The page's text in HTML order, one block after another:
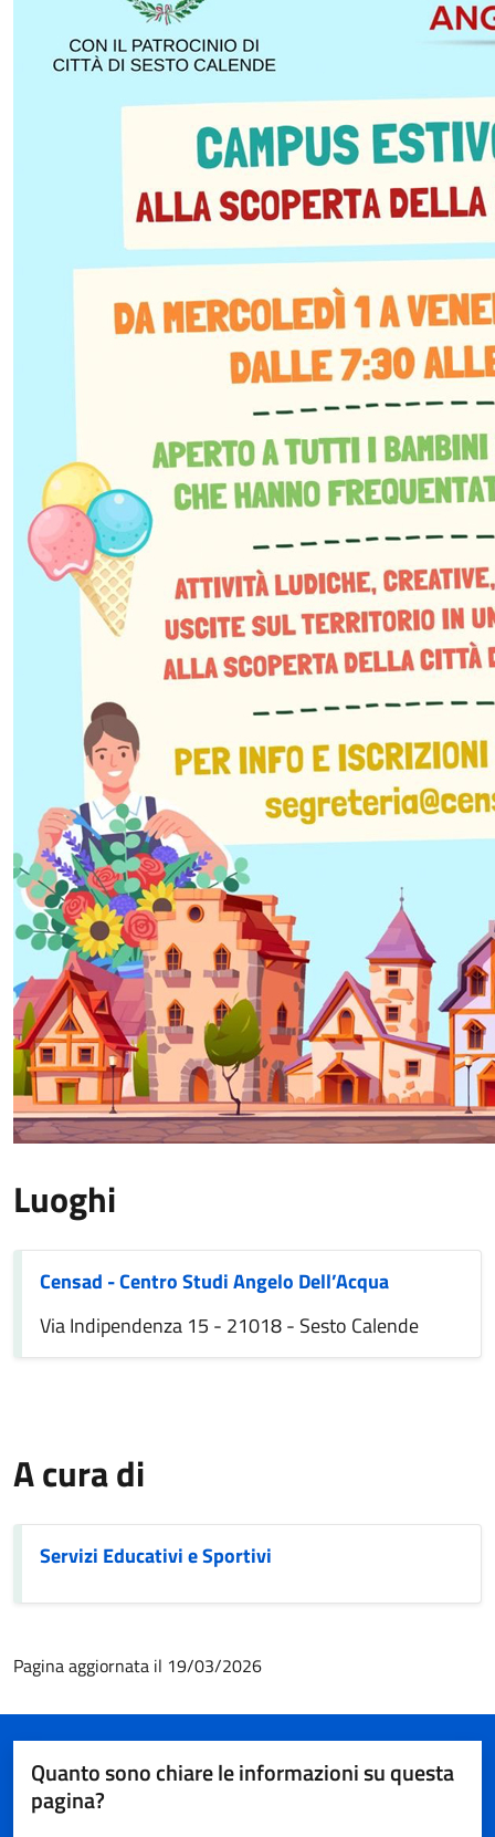
Luoghi
Censad - Centro Studi Angelo Dell’Acqua
Via Indipendenza 15 - 21018 - Sesto Calende
A cura di
Servizi Educativi e Sportivi
Pagina aggiornata il 19/03/2026
Quanto sono chiare le informazioni su questa
pagina?